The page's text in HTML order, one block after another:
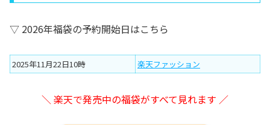
▽ 2026年福袋の予約開始日はこちら
2025年11月22日10時 楽天ファッション
＼ 楽天で発売中の福袋がすべて見れます ／